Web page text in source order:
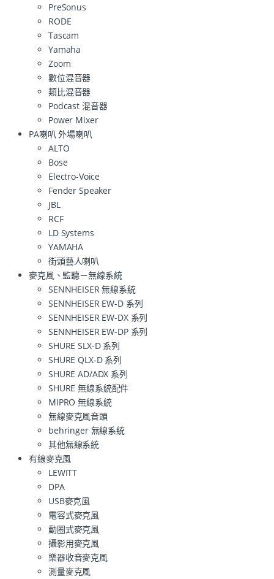
PreSonus
RODE
Tascam
Yamaha
Zoom
數位混音器
類比混音器
Podcast 混音器
Power Mixer
PA喇叭 外場喇叭
ALTO
Bose
Electro-Voice
Fender Speaker
JBL
RCF
LD Systems
YAMAHA
街頭藝人喇叭
麥克風、監聽－無線系統
SENNHEISER 無線系統
SENNHEISER EW-D 系列
SENNHEISER EW-DX 系列
SENNHEISER EW-DP 系列
SHURE SLX-D 系列
SHURE QLX-D 系列
SHURE AD/ADX 系列
SHURE 無線系統配件
MIPRO 無線系統
無線麥克風音頭
behringer 無線系統
其他無線系統
有線麥克風
LEWITT
DPA
USB麥克風
電容式麥克風
動圈式麥克風
攝影用麥克風
樂器收音麥克風
測量麥克風